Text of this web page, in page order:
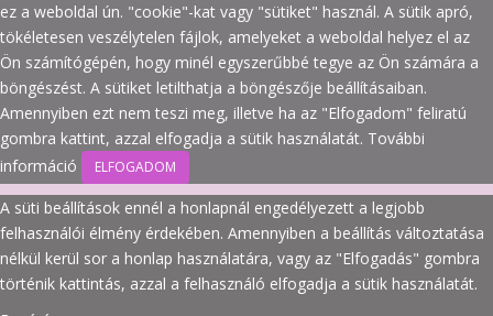
ez a weboldal ún. "cookie"-kat vagy "sütiket" használ. A sütik apró,
tökéletesen veszélytelen fájlok, amelyeket a weboldal helyez el az
Ön számítógépén, hogy minél egyszerűbbé tegye az Ön számára a
böngészést. A sütiket letilthatja a böngészője beállításaiban.
Amennyiben ezt nem teszi meg, illetve ha az "Elfogadom" feliratú
gombra kattint, azzal elfogadja a sütik használatát. További
információ
ELFOGADOM
A süti beállítások ennél a honlapnál engedélyezett a legjobb
felhasználói élmény érdekében. Amennyiben a beállítás változtatása
nélkül kerül sor a honlap használatára, vagy az "Elfogadás" gombra
történik kattintás, azzal a felhasználó elfogadja a sütik használatát.